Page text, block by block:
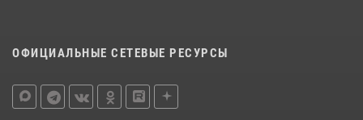
ОФИЦИАЛЬНЫЕ СЕТЕВЫЕ РЕСУРСЫ